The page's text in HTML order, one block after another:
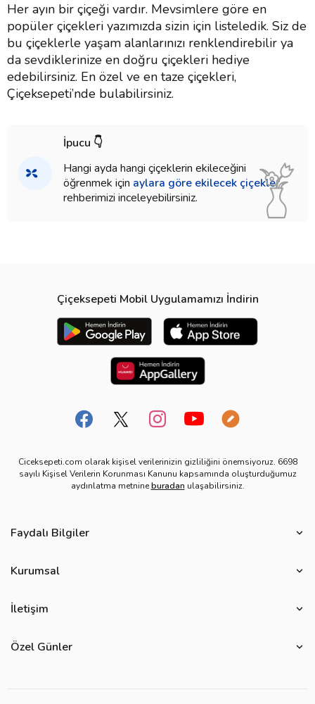
Her ayın bir çiçeği vardır. Mevsimlere göre en
popüler çiçekleri yazımızda sizin için listeledik. Siz de
bu çiçeklerle yaşam alanlarınızı renklendirebilir ya
da sevdiklerinize en doğru çiçekleri hediye
edebilirsiniz. En özel ve en taze çiçekleri,
Çiçeksepeti’nde bulabilirsiniz.
İpucu 👇
Hangi ayda hangi çiçeklerin ekileceğini
öğrenmek için aylara göre ekilecek çiçekler
rehberimizi inceleyebilirsiniz.
Çiçeksepeti Mobil Uygulamamızı İndirin
Ciceksepeti.com olarak kişisel verilerinizin gizliliğini önemsiyoruz. 6698
sayılı Kişisel Verilerin Korunması Kanunu kapsamında oluşturduğumuz
aydınlatma metnineburadan ulaşabilirsiniz.
Faydalı Bilgiler
Çiçek Anlamları
Mevsimlere Göre Çiçekler
Kurumsal
Ürün Güvenliği
Reklamlarımız
İletişim
Özel Günler